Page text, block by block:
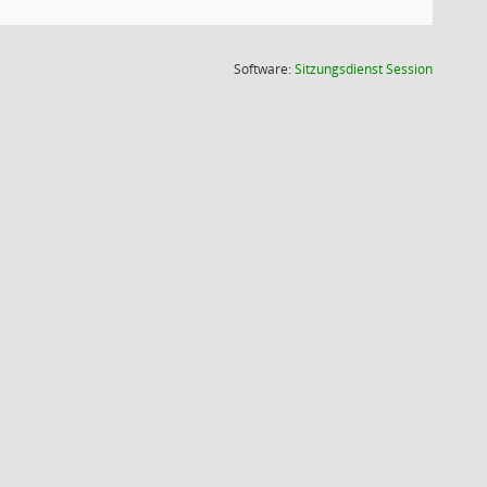
Software:SitzungsdienstSession(Wird in